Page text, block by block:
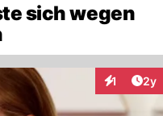
sich wegen
1 2y